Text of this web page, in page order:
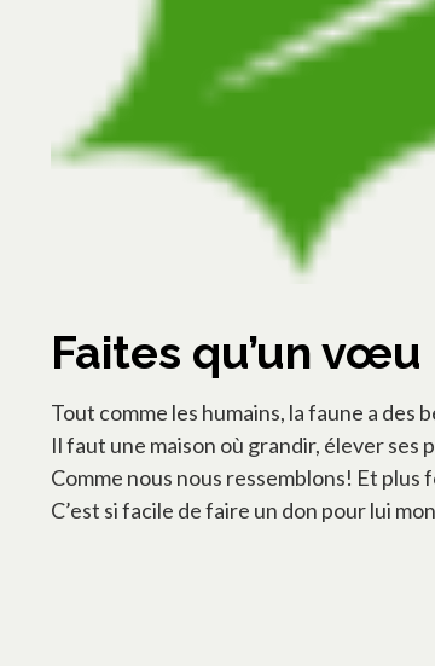
Faites qu’un
Tout comme les humains, la faune a des
Il faut une maison où grandir, élever ses
Comme nous nous ressemblons! Et plus
C’est si facile de faire un don pour lui